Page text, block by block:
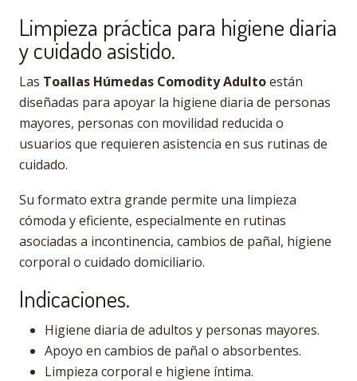
Limpieza práctica para higiene diaria
y cuidado asistido.
Las Toallas Húmedas Comodity Adultoestán
diseñadas para apoyar la higiene diaria de personas
mayores, personas con movilidad reducida o
usuarios que requieren asistencia en sus rutinas de
cuidado.
Su formato extra grande permite una limpieza
cómoda y eficiente, especialmente en rutinas
asociadas a incontinencia, cambios de pañal, higiene
corporal o cuidado domiciliario.
Indicaciones.
Higiene diaria de adultos y personas mayores.
Apoyo en cambios de pañal o absorbentes.
Limpieza corporal e higiene íntima.